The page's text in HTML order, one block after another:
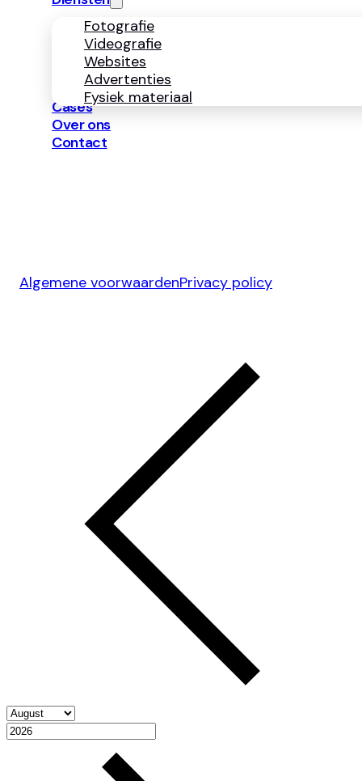
Fotografie
Videografie
Websites
Advertenties
Fysiek materiaal
Cases
Over ons
Contact
Algemene voorwaardenPrivacy policy